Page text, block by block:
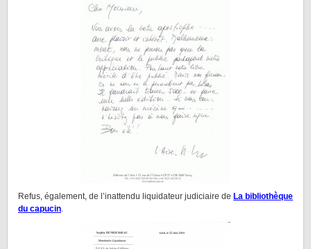
Refus, également, de l’inattendu liquidateur judiciaire de La bibliothèque
du capucin.